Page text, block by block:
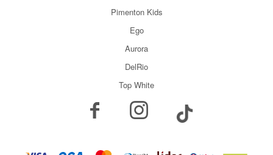
Pimenton Kids
Ego
Aurora
DelRio
Top White
 